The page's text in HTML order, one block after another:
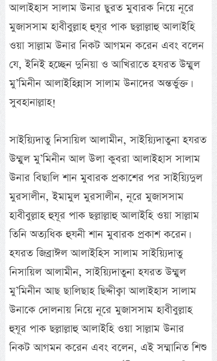
আলাইহাস সালাম উনার ছুরত মুবারক নিয়ে নূরে
মুজাসসাম হাবীবুল্লাহ হুযূর পাক ছল্লাল্লাহু আলাইহি
ওয়া সাল্লাম উনার নিকট আগমন করেন এবং বলেন
যে, ইনিই হচ্ছেন দুনিয়া ও আখিরাতে হযরত উম্মুল
মু’মিনীন আলাইহিন্নাস সালাম উনাদের অন্তর্ভুক্ত।
সুবহানাল্লাহ!
সাইয়্যিদাতু নিসায়িল আলামীন, সাইয়্যিদাতুনা হযরত
উম্মুল মু’মিনীন আল উলা কুবরা আলাইহাস সালাম
উনার বিছালি শান মুবারক প্রকাশের পর সাইয়্যিদুল
মুরসালীন, ইমামুল মুরসালীন, নূরে মুজাসসাম
হাবীবুল্লাহ হুযূর পাক ছল্লাল্লাহু আলাইহি ওয়া সাল্লাম
তিনি অত্যধিক হুযনী শান মুবারক প্রকাশ করেন।
হযরত জিব্রাঈল আলাইহিস সালাম সাইয়্যিদাতু
নিসায়িল আলামীন, সাইয়্যিদাতুনা হযরত উম্মুল
মু’মিনীন আছ ছালিছাহ ছিদ্দীক্বা আলাইহাস সালাম
উনাকে দোলনায় নিয়ে নূরে মুজাসসাম হাবীবুল্লাহ
হুযূর পাক ছল্লাল্লাহু আলাইহি ওয়া সাল্লাম উনার
নিকট আগমন করেন এবং বলেন, এই সম্মানিত শিশু